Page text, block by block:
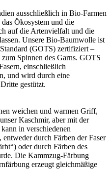
ausschließlich in Bio-Farmen
Ökosystem und die
auf die Artenvielfalt und die
Unsere Bio-Baumwolle ist
(GOTS) zertifiziert –
Spinnen des Garns. GOTS
einschließlich
und wird durch eine
gestützt.
weichen und warmen Griff,
Kaschmir, aber mit der
in verschiedenen
durch Färben der Faser
oder durch Färben des
Die Kammzug-Färbung
erzeugt gleichmäßige